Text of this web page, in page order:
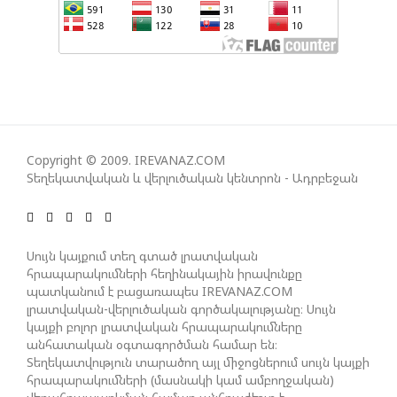
ՀԱՊԿ-Ի ՄԱՍՆԱԿՑՈՒԹՅՈՒՆԸ ՂԱՐԱԲԱՂՅԱՆ
Է ՃԱՆԱՉՎԵԼ
ՄԱԼԴԻՎՑԻ ԳՈՐԾԸՆԿԵՐ ՄՈՀԱՄՄԵԴ ՄՈՒԻԶԱՅԻՆ.
«ՄԵՆՔ ԳՈՀ ԵՆՔ ԱԴՐԲԵՋԱՆԻ ԵՎ ՄԱԼԴԻՎՆԵՐԻ
ՄԻՋԵՎ ՀԱՐԱԲԵՐՈՒԹՅՈՒՆՆԵՐԻ ԴԻՆԱՄԻԿ
ԶԱՐԳԱՑՈՒՄԻՑ»
ՇԱՐՈՒՆԱԿՎՈՒՄ Է «ՄԵԾ ՎԵՐԱԴԱՐՁ» ԾՐԱԳՐԻ
Copyright © 2009. IREVANAZ.COM
Տեղեկատվական և վերլուծական կենտրոն - Ադրբեջան
Սույն կայքում տեղ գտած լրատվական
հրապարակումների հեղինակային իրավունքը
պատկանում է բացառապես IREVANAZ.COM
լրատվական-վերլուծական գործակալությանը։ Սույն
կայքի բոլոր լրատվական հրապարակումները
անհատական օգտագործման համար են։
Տեղեկատվություն տարածող այլ միջոցներում սույն կայքի
հրապարակումների (մասնակի կամ ամբողջական)